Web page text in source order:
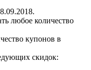
любое количество
купонов в
скидок: